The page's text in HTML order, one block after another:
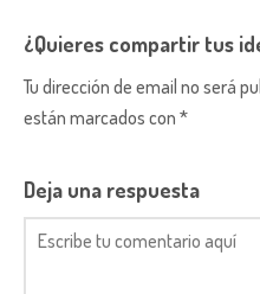
¿Quieres compartir tus
Tu dirección de email no será
están marcados con *
Deja una respuesta